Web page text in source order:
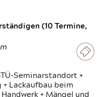
(10 Termine,
Seminarstandort +
+ Lackaufbau beim
+ Mängel und